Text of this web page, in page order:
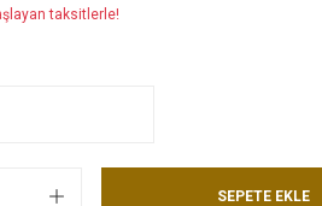
taksitlerle!
SEPETE EKLE